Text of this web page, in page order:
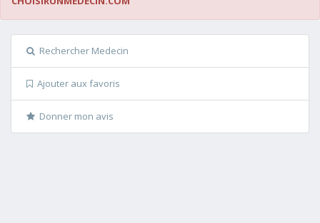
Rechercher Medecin
Ajouter aux favoris
Donner mon avis